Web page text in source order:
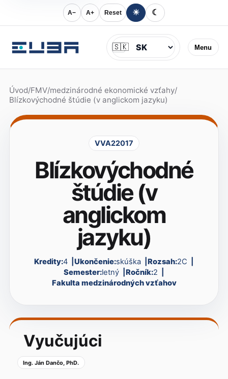
A− A+ Reset ☀ ☾
Menu
Jazyk
🇸🇰
Úvod/FMV/medzinárodné ekonomické vzťahy/
Blízkovýchodné štúdie (v anglickom jazyku)
VVA22017
Blízkovýchodné
štúdie (v
anglickom
jazyku)
Kredity:4 Ukončenie:skúška Rozsah:2C
Semester:letný Ročník:2
Fakulta medzinárodných vzťahov
Vyučujúci
Ing. Ján Dančo, PhD.